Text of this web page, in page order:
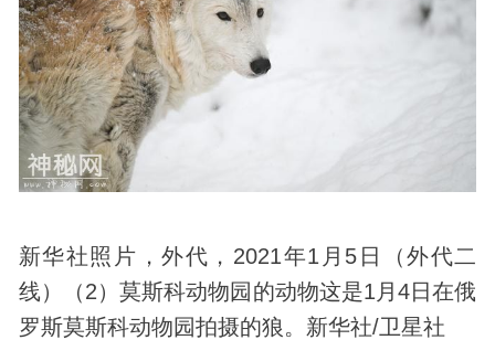
新华社照片，外代，2021年1月5日（外代二
线）（2）莫斯科动物园的动物这是1月4日在俄
罗斯莫斯科动物园拍摄的狼。新华社/卫星社